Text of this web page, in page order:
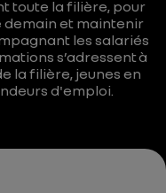
toute la filière, pour
et maintenir
les salariés
s’adressent à
la filière, jeunes en
d'emploi.